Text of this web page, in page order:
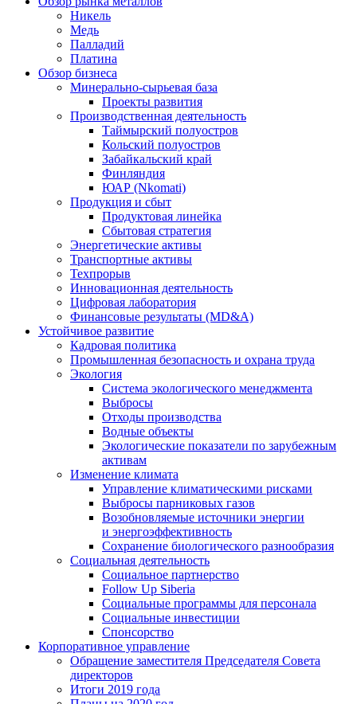
Никель
Медь
Палладий
Платина
Обзор бизнеса
Минерально-сырьевая база
Проекты развития
Производственная деятельность
Таймырский полуостров
Кольский полуостров
Забайкальский край
Финляндия
ЮАР (Nkomati)
Продукция и сбыт
Продуктовая линейка
Сбытовая стратегия
Энергетические активы
Транспортные активы
Техпрорыв
Инновационная деятельность
Цифровая лаборатория
Финансовые результаты (MD&A)
Устойчивое развитие
Кадровая политика
Промышленная безопасность и охрана труда
Экология
Система экологического менеджмента
Выбросы
Отходы производства
Водные объекты
Экологические показатели по зарубежным
активам
Изменение климата
Управление климатическими рисками
Выбросы парниковых газов
Возобновляемые источники энергии
и энергоэффективность
Сохранение биологического разнообразия
Социальная деятельность
Социальное партнерство
Follow Up Siberia
Социальные программы для персонала
Социальные инвестиции
Спонсорство
Корпоративное управление
Обращение заместителя Председателя Совета
директоров
Итоги 2019 года